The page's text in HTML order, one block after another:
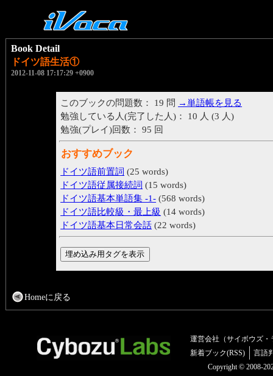
Book Detail
ドイツ語生活①
2012-11-08 17:17:29 +0900
このブックの問題数： 19 問 →単語帳を見る
勉強している人(完了した人)： 10 人 (3 人)
勉強(プレイ)回数： 95 回
おすすめブック
ドイツ語前置詞 (25 words)
ドイツ語従属接続詞 (15 words)
ドイツ語基本単語集 -1- (568 words)
ドイツ語比較級・最上級 (14 words)
ドイツ語基本日常会話 (22 words)
Homeに戻る
運営会社（サイボウズ・
新着ブック(RSS)
言語
Copyright © 2008-